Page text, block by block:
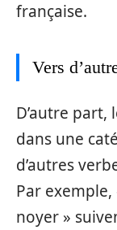
française.
Vers
D’autre part,
dans une
d’autres
Par exemple,
noyer »